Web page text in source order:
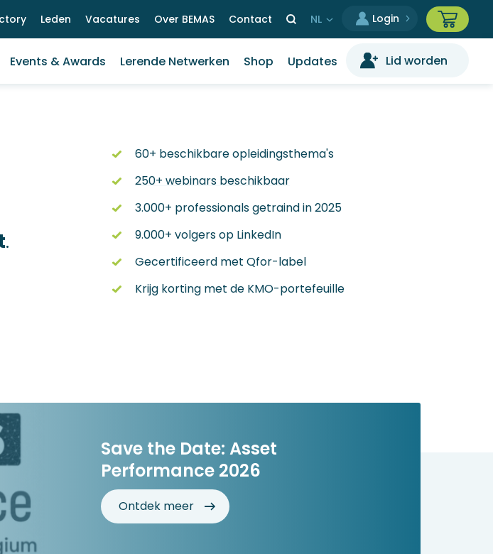
Leden Vacatures Over BEMAS Contact
Select
Events & Awards Lerende Netwerken Shop Updates Lid worden
.
60+ beschikbare opleidingsthema's
250+ webinars beschikbaar
3.000+ professionals getraind in 2025
9.000+ volgers op LinkedIn
Gecertificeerd met Qfor-label
Krijg korting met de KMO-portefeuille
Save the Date: Asset
Performance 2026
Ontdek meer